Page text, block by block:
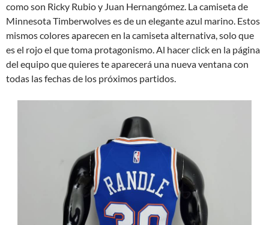
como son Ricky Rubio y Juan Hernangómez. La camiseta de
Minnesota Timberwolves es de un elegante azul marino. Estos
mismos colores aparecen en la camiseta alternativa, solo que
es el rojo el que toma protagonismo. Al hacer click en la página
del equipo que quieres te aparecerá una nueva ventana con
todas las fechas de los próximos partidos.